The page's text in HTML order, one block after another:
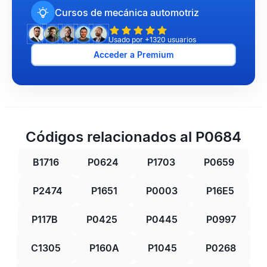
Cursos de mecánica automotriz
Usado por +1320 usuarios
Acceder a Premium
Códigos relacionados al P0684
B1716 P0624 P1703 P0659
P2474 P1651 P0003 P16E5
P117B P0425 P0445 P0997
C1305 P160A P1045 P0268